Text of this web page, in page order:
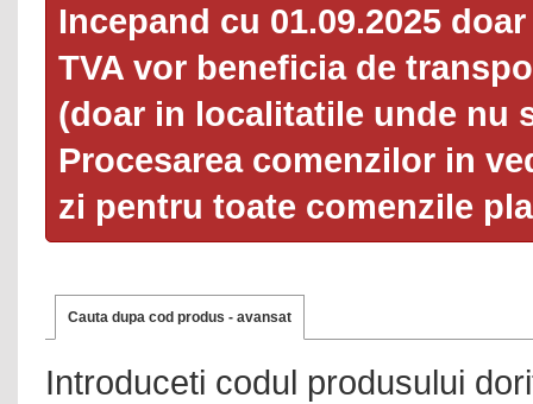
Incepand cu 01.09.2025
TVA vor beneficia de
(doar in localitatile unde nu
Procesarea comenzilor in
zi pentru toate comenzile
Cauta dupa cod produs - avansat
Introduceti codul produsului